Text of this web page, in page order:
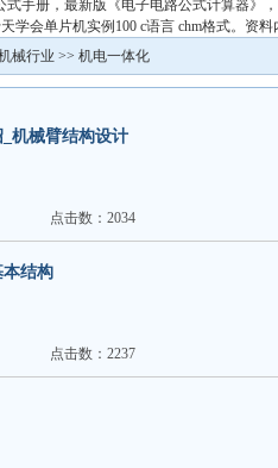
手册，最新版《电子电路公式计算器》
学会单片机实例100 c语言 chm格式。资
械行业 >> 机电一体化
机械臂结构设计
点击数：2034
结构
点击数：2237